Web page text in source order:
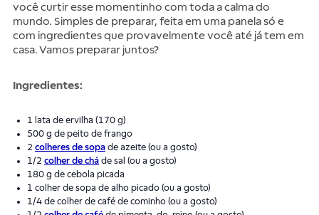
você curtir esse momentinho com toda a calma do
mundo. Simples de preparar, feita em uma panela só e
com ingredientes que provavelmente você até já tem em
casa. Vamos preparar juntos?
Ingredientes:
1 lata de ervilha (170 g)
500 g de peito de frango
2 colheres de sopa de azeite (ou a gosto)
1/2 colher de chá de sal (ou a gosto)
180 g de cebola picada
1 colher de sopa de alho picado (ou a gosto)
1/4 de colher de café de cominho (ou a gosto)